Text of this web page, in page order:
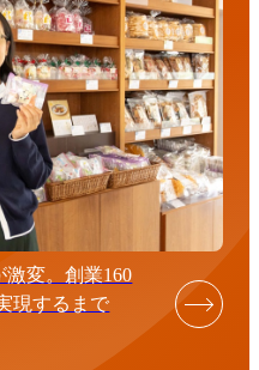
変。創業160
現するまで